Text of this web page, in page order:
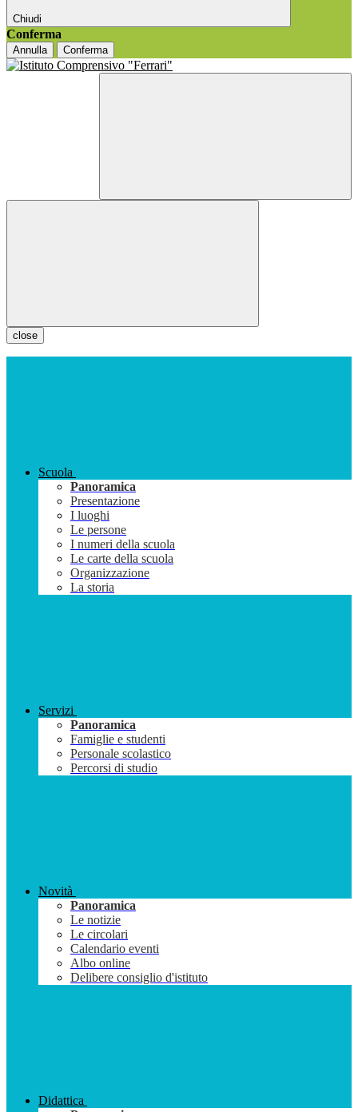
Chiudi
Conferma
Annulla Conferma
close
Scuola
Panoramica
Presentazione
I luoghi
Le persone
I numeri della scuola
Le carte della scuola
Organizzazione
La storia
Servizi
Panoramica
Famiglie e studenti
Personale scolastico
Percorsi di studio
Novità
Panoramica
Le notizie
Le circolari
Calendario eventi
Albo online
Delibere consiglio d'istituto
Didattica